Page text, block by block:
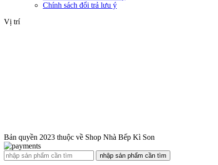
Chính sách đổi trả lưu ý
Vị trí
Bản quyền 2023 thuộc về Shop Nhà Bếp Kì Son
nhập sản phẩm cần tìm